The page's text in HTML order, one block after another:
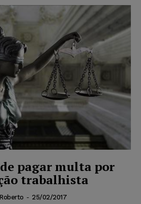
pagar multa por
trabalhista
- 25/02/2017